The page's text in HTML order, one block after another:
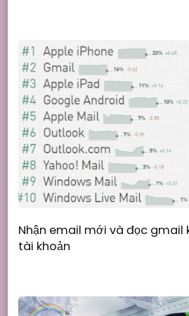
Nhận email mới và đọc gmail
tài khoản